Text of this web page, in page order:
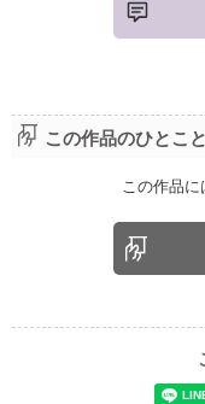
この作品のひとこ
この作品に